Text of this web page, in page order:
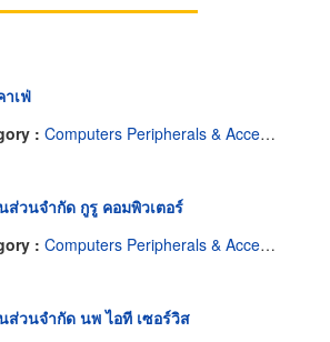
เฟ่
: Computers Peripherals & Accessories-Dealers
ส่วนจำกัด กูรู คอมพิวเตอร์
: Computers Peripherals & Accessories-Dealers
ส่วนจำกัด นพ ไอที เซอร์วิส